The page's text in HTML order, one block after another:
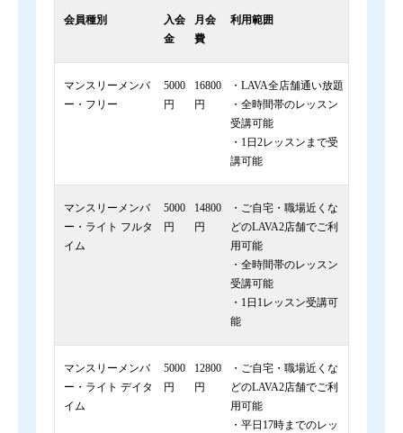
会員種別
入会
金
月会
費
利用範囲
マンスリーメンバ
ー・フリー
5000
円
16800
円
・LAVA全店舗通い放題
・全時間帯のレッスン
受講可能
・1日2レッスンまで受
講可能
マンスリーメンバ
ー・ライト フルタ
イム
5000
円
14800
円
・ご自宅・職場近くな
どのLAVA2店舗でご利
用可能
・全時間帯のレッスン
受講可能
・1日1レッスン受講可
能
マンスリーメンバ
ー・ライト デイタ
イム
5000
円
12800
円
・ご自宅・職場近くな
どのLAVA2店舗でご利
用可能
・平日17時までのレッ